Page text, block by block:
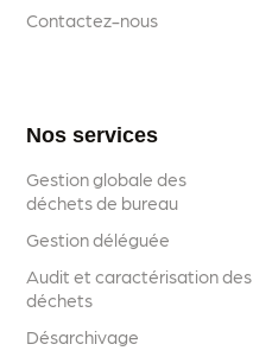
Contactez-nous
Nos services
Gestion globale des
déchets de bureau
Gestion déléguée
Audit et caractérisation des
déchets
Désarchivage